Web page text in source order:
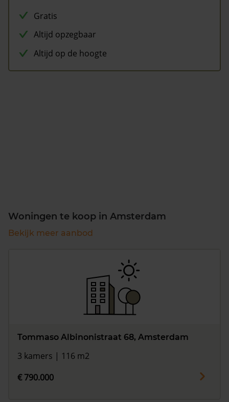
Gratis
Altijd opzegbaar
Altijd op de hoogte
Woningen te koop in Amsterdam
Bekijk meer aanbod
Tommaso Albinonistraat 68, Amsterdam
3 kamers | 116 m2
€ 790.000